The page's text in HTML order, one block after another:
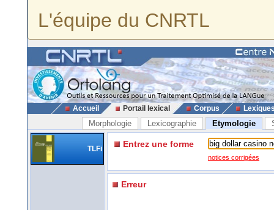
L'équipe du CNRTL
Accueil Portail lexical Corpus
Morphologie Lexicographie Etymologie
TLFi Entrez une forme
notices corrigées
Erreur